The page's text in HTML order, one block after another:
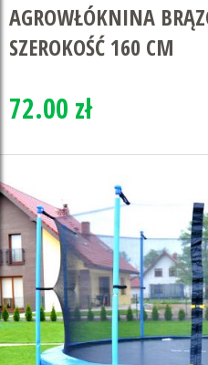
AGROWŁÓKNINA
SZEROKOŚĆ 160 CM
72.00 zł